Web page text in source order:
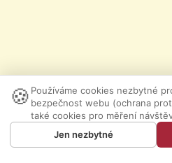
🍪 Používáme cookies nezbytné
bezpečnost webu (ochrana
také cookies pro měření
Jen nezbytné